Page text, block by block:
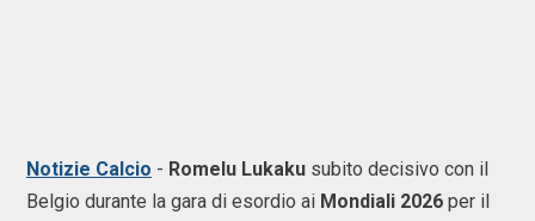
Notizie Calcio - Romelu Lukaku subito decisivo con il
Belgio durante la gara di esordio ai Mondiali 2026 per il